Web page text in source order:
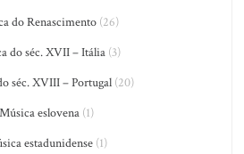
do Renascimento (26)
do séc. XVII – Itália (3)
séc. XVIII – Portugal (20)
eslovena(1)
estadunidense(1)